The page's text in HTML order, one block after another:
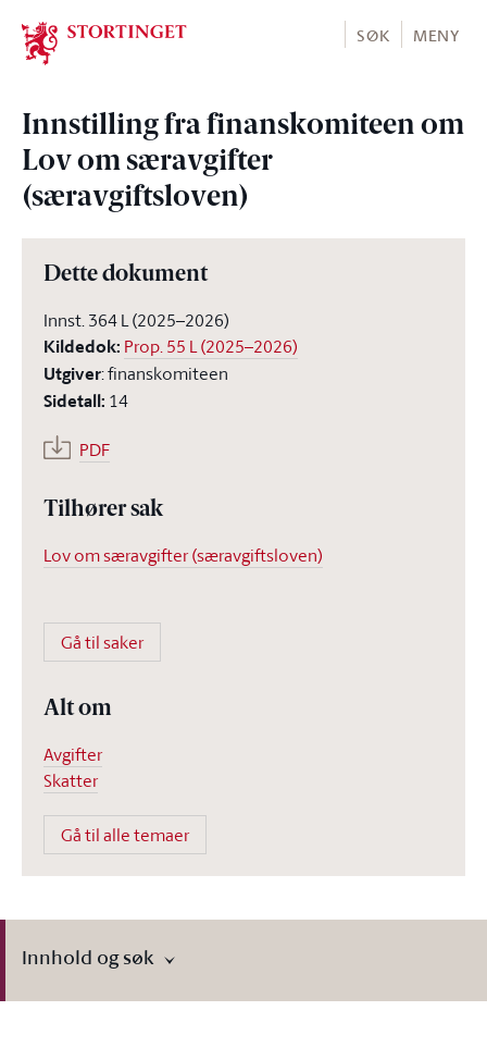
Stortinget.no
SØK MENY
Innstilling fra finanskomiteen om
Lov om særavgifter
(særavgiftsloven)
Dette dokument
Innst. 364 L (2025–2026)
Kildedok: Prop. 55 L (2025–2026)
Utgiver:finanskomiteen
Sidetall: 14
PDF
Tilhører sak
Lov om særavgifter (særavgiftsloven)
Gå til saker
Alt om
Avgifter
Skatter
Gå til alle temaer
Innhold og søk